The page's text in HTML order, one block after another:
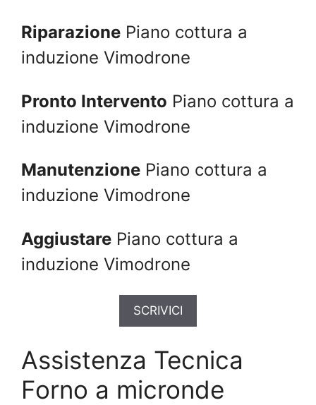
Riparazione Piano cottura a
induzione Vimodrone
Pronto Intervento Piano cottura a
induzione Vimodrone
Manutenzione Piano cottura a
induzione Vimodrone
Aggiustare Piano cottura a
induzione Vimodrone
SCRIVICI
Assistenza Tecnica
Forno a micronde